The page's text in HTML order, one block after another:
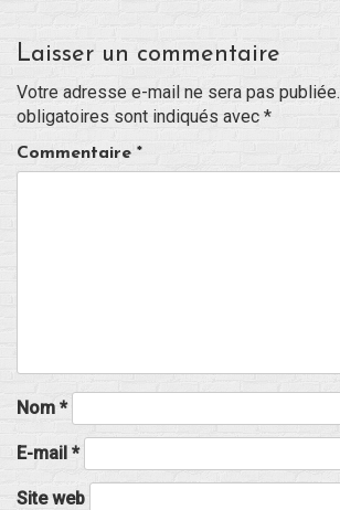
Blog
Non classé
Connexion
Laisser un commentaire
Votre adresse e-mail ne sera pas publiée.
obligatoires sont indiqués avec *
Commentaire *
Nom *
E-mail *
Site web